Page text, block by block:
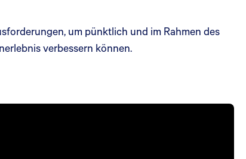
um pünktlich und im Rahmen des
verbessern können.